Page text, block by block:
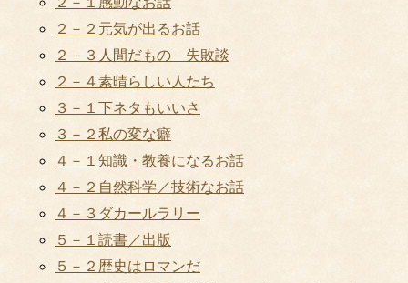
２－２元気が出るお話
２－３人間だもの 失敗談
２－４素晴らしい人たち
３－１下ネタもいいさ
３－２私の変な癖
４－１知識・教養になるお話
４－２自然科学／技術なお話
４－３ダカールラリー
５－１読書／出版
５－２歴史はロマンだ